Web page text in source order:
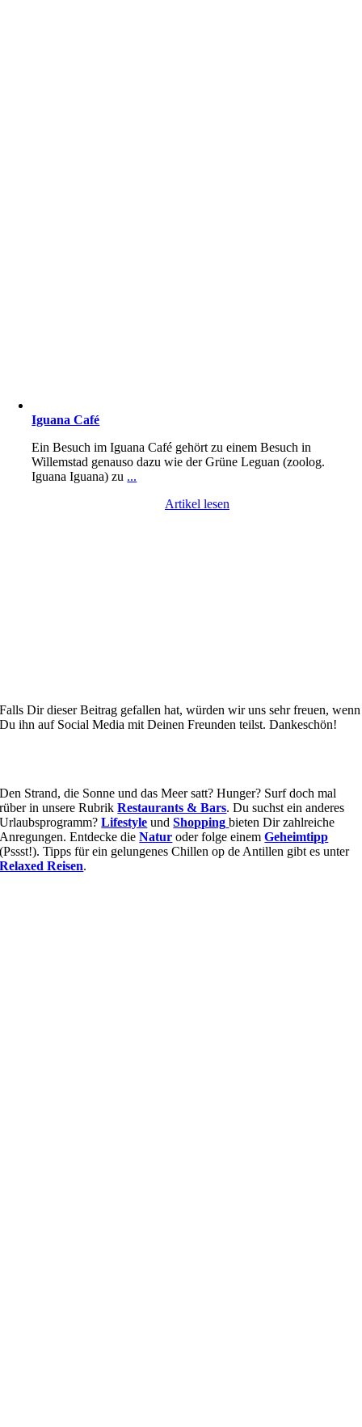
Iguana Café
Ein Besuch im Iguana Café gehört zu einem Besuch in
Willemstad genauso dazu wie der Grüne Leguan (zoolog.
Iguana Iguana) zu ...
Artikel lesen
Falls Dir dieser Beitrag gefallen hat, würden wir uns sehr freuen, wenn
Du ihn auf Social Media mit Deinen Freunden teilst. Dankeschön!
Den Strand, die Sonne und das Meer satt? Hunger? Surf doch mal
rüber in unsere RubrikRestaurants & Bars. Du suchst ein anderes
Urlaubsprogramm?Lifestyle undShopping bieten Dir zahlreiche
Anregungen. Entdecke dieNatur oder folge einemGeheimtipp
(Pssst!). Tipps für ein gelungenes Chillen op de Antillen gibt es unter
Relaxed Reisen.